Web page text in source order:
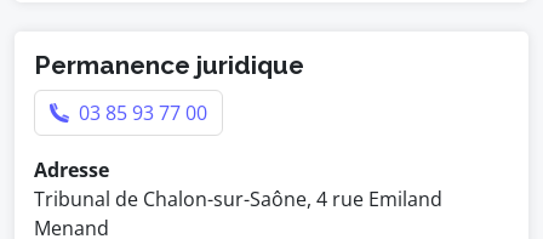
Permanence juridique
03 85 93 77 00
Adresse
Tribunal de Chalon-sur-Saône, 4 rue Emiland
Menand